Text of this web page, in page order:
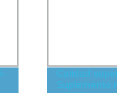
Vanz
Tratamiento